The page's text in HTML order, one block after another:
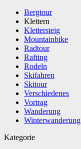
Bergtour
Klettern
Klettersteig
Mountainbike
Radtour
Rafting
Rodeln
Skifahren
Skitour
Verschiedenes
Vortrag
Wanderung
Winterwanderung
Kategorie